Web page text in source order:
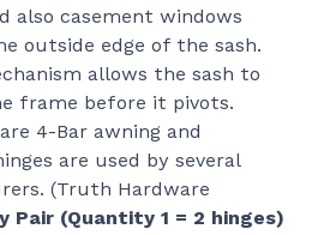
also casement windows
outside edge of the sash.
allows the sash to
frame before it pivots.
4-Bar awning and
are used by several
(Truth Hardware
Pair (Quantity 1 = 2 hinges)